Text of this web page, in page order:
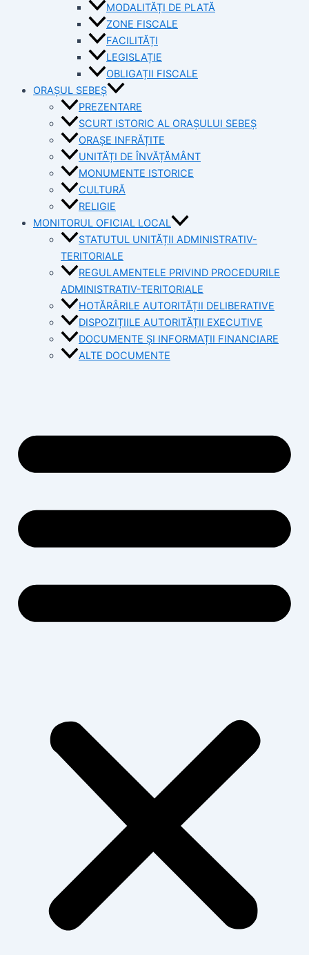
MODALITĂȚI DE PLATĂ
ZONE FISCALE
FACILITĂȚI
LEGISLAȚIE
OBLIGAȚII FISCALE
ORAȘUL SEBEȘ
PREZENTARE
SCURT ISTORIC AL ORAȘULUI SEBEȘ
ORAȘE INFRĂȚITE
UNITĂȚI DE ÎNVĂȚĂMÂNT
MONUMENTE ISTORICE
CULTURĂ
RELIGIE
MONITORUL OFICIAL LOCAL
STATUTUL UNITĂȚII ADMINISTRATIV-
TERITORIALE
REGULAMENTELE PRIVIND PROCEDURILE
ADMINISTRATIV-TERITORIALE
HOTĂRÂRILE AUTORITĂȚII DELIBERATIVE
DISPOZIȚIILE AUTORITĂȚII EXECUTIVE
DOCUMENTE ȘI INFORMAȚII FINANCIARE
ALTE DOCUMENTE